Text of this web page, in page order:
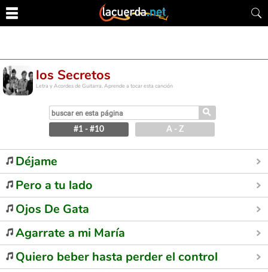
los Secretos
Letra y Acordes de Guitarra. Aprende a tocar esta canción
⚲
#1 - #10 A - Z
Déjame
Pero a tu lado
Ojos De Gata
Agarrate a mi María
Quiero beber hasta perder el control